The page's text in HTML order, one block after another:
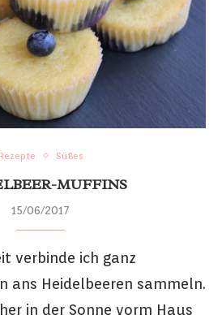
Rezepte Süßes
MUFFINS
15/06/2017
verbinde ich ganz
ans Heidelbeeren sammeln.
in der Sonne vorm Haus